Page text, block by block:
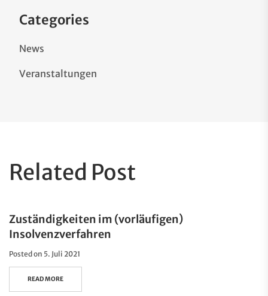
Categories
News
Veranstaltungen
Related Post
Zuständigkeiten im (vorläufigen)
Insolvenzverfahren
Posted on 5. Juli 2021
READ MORE